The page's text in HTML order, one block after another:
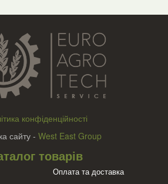
конфіденційності
сайту - West East Group
товарів
Оплата та доставка